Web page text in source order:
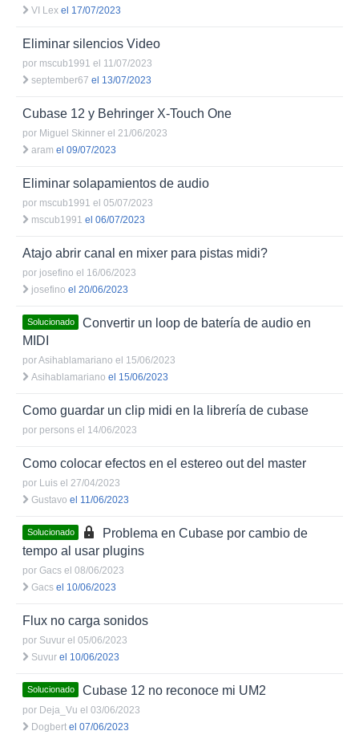
VI Lex el 17/07/2023
Eliminar silencios Video
por mscub1991 el 11/07/2023
september67 el 13/07/2023
Cubase 12 y Behringer X-Touch One
por Miguel Skinner el 21/06/2023
aram el 09/07/2023
Eliminar solapamientos de audio
por mscub1991 el 05/07/2023
mscub1991 el 06/07/2023
Atajo abrir canal en mixer para pistas midi?
por josefino el 16/06/2023
josefino el 20/06/2023
Solucionado
Convertir un loop de batería de audio en
MIDI
porAsihablamariano el 15/06/2023
Asihablamariano el 15/06/2023
Como guardar un clip midi en la librería de cubase
por persons el 14/06/2023
Como colocar efectos en el estereo out del master
por Luis el 27/04/2023
Gustavo el 11/06/2023
Solucionado
Problema en Cubase por cambio de
tempo al usar plugins
por Gacs el 08/06/2023
Gacs el 10/06/2023
Flux no carga sonidos
por Suvur el 05/06/2023
Suvur el 10/06/2023
Solucionado Cubase 12 no reconoce mi UM2
por Deja_Vu el 03/06/2023
Dogbert el 07/06/2023